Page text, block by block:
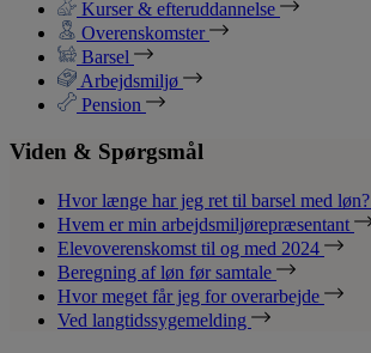
Kurser & efteruddannelse
Overenskomster
Barsel
Arbejdsmiljø
Pension
Viden & Spørgsmål
Hvor længe har jeg ret til barsel med løn?
Hvem er min arbejdsmiljørepræsentant
Elevoverenskomst til og med 2024
Beregning af løn før samtale
Hvor meget får jeg for overarbejde
Ved langtidssygemelding